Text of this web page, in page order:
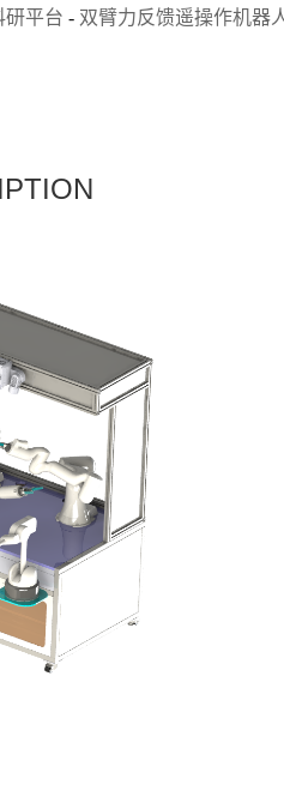
研平台 - 双臂力反馈遥操作机器